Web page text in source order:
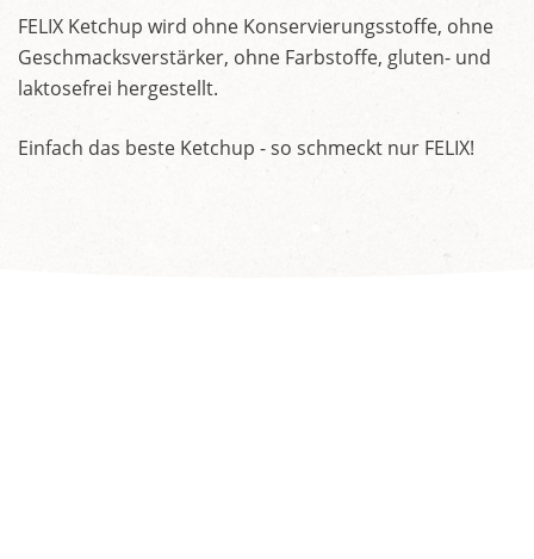
FELIX Ketchup wird ohne Konservierungsstoffe, ohne
Geschmacksverstärker, ohne Farbstoffe, gluten- und
laktosefrei hergestellt.
Einfach das beste Ketchup - so schmeckt nur FELIX!